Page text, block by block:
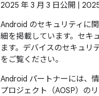
2025 年 3 月 3 日公開 |
Android のセキュリティに
細を掲載しています。セキ
ます。デバイスのセキュリ
をご覧ください。
Android パートナーには、
プロジェクト（AOSP）の